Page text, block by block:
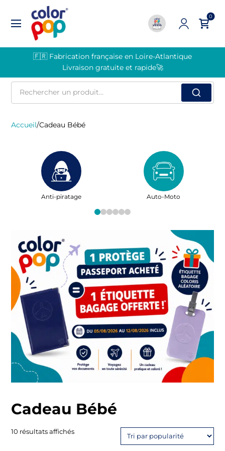
0
🇫🇷 Fabrication française en Loire-Atlantique
Livraison gratuite et rapide🚀
Rechercher
produit
Accueil/Cadeau Bébé
Anti-piratage Auto-Moto
Cadeau Bébé
10 résultats affichésTrié